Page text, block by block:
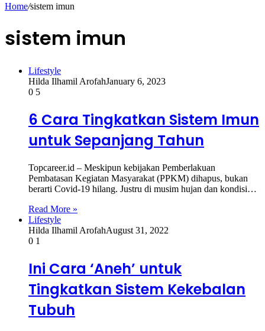
Home/sistem imun
sistem imun
Lifestyle
Hilda Ilhamil ArofahJanuary 6, 2023
0 5
6 Cara Tingkatkan Sistem Imun
untuk Sepanjang Tahun
Topcareer.id – Meskipun kebijakan Pemberlakuan
Pembatasan Kegiatan Masyarakat (PPKM) dihapus, bukan
berarti Covid-19 hilang. Justru di musim hujan dan kondisi…
Read More »
Lifestyle
Hilda Ilhamil ArofahAugust 31, 2022
0 1
Ini Cara ‘Aneh’ untuk
Tingkatkan Sistem Kekebalan
Tubuh